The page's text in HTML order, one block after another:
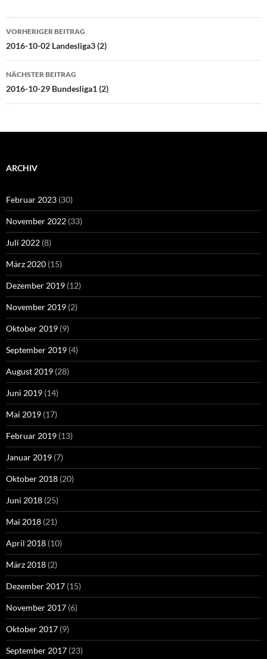
Beitragsnavigation
VORHERIGER BEITRAG
2016-10-02 Landesliga3 (2)
NÄCHSTER BEITRAG
2016-10-29 Bundesliga1 (2)
ARCHIV
Februar 2023 (30)
November 2022 (33)
Juli 2022 (8)
März 2020 (15)
Dezember 2019 (12)
November 2019 (2)
Oktober 2019 (9)
September 2019 (4)
August 2019 (28)
Juni 2019 (14)
Mai 2019 (17)
Februar 2019 (13)
Januar 2019 (7)
Oktober 2018 (20)
Juni 2018 (25)
Mai 2018 (21)
April 2018 (10)
März 2018 (2)
Dezember 2017 (15)
November 2017 (6)
Oktober 2017 (9)
September 2017 (23)